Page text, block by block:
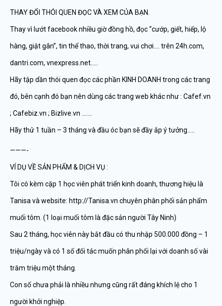
THAY ĐỔI THÓI QUEN ĐỌC VÀ XEM CỦA BẠN.
Thay vì lướt facebook nhiều giờ đồng hồ, đọc “cướp, giết, hiếp, lộ
hàng, giật gân”, tin thể thao, thời trang, vui chơi…. trên 24h.com,
dantri.com, vnexpress.net…..
Hãy tập dần thói quen đọc các phần KINH DOANH trong các trang
đó, bên cạnh đó bạn nên dùng các trang web khác như : Cafef.vn
; Cafebiz.vn ; Bizlive.vn …….
Hãy thử 1 tuần – 3 tháng và đầu óc bạn sẽ đầy ắp ý tưởng…..
———-
VÍ DỤ VỀ SẢN PHẨM & DỊCH VỤ :
Tôi có kèm cặp 1 học viên phát triển kinh doanh, thương hiệu là
Tanisa và website: http://Tanisa.vn chuyên phân phối sản phẩm
muối tôm. (1 loại muối tôm là đặc sản người Tây Ninh)
Sau 2 tháng, học viên này bắt đầu có thu nhập 500.000 đồng – 1
triệu/ngày và có 1 số đối tác muốn phân phối lại với doanh số vài
trăm triệu một tháng.
Con số chưa phải là nhiều nhưng cũng rất đáng khích lệ cho 1
người khởi nghiệp.